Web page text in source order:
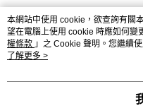
時審查核予不同之上限額度；若
請求用戶進行身份認證。
５．嚴禁一人註冊多個帳號或使
恩沛科技股份有限公司將有權停
每筆NT$120，滿NT$2,000(
熱門標籤
本網站中使用 cookie，欲查詢有關
望在電腦上使用 cookie 時應如何變
權條款 」之 Cookie 聲明。您繼續
用條款之 Cookie 聲明使用 cookie。
了解更多 >